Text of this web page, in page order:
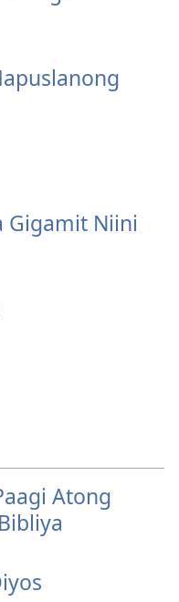
Gigamit Niini
Atong